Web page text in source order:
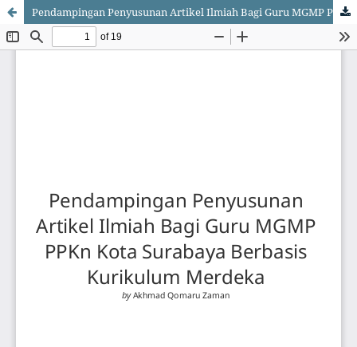
Pendampingan Penyusunan Artikel Ilmiah Bagi Guru MGMP PPKn Kota Surabaya Berbasis Kurikulum Merdeka